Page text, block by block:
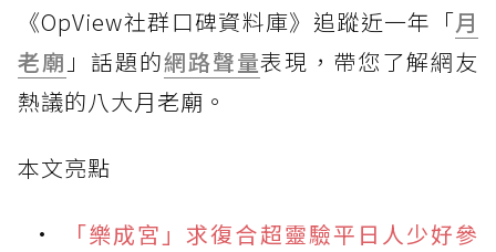
《OpView社群口碑資料庫》追蹤近一年「月
老廟 」話題的網路聲量表現，帶您了解網友
熱議的八大月老廟。
本文亮點
「樂成宮」求復合超靈驗平日人少好參